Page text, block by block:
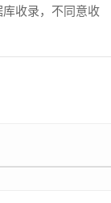
收录，不同意收